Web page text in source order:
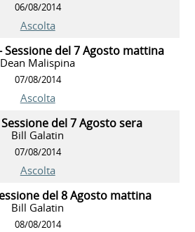
06/08/2014
Ascolta
Sessione del 7 Agosto mattina
Dean Malispina
07/08/2014
Ascolta
del 7 Agosto sera
Bill Galatin
07/08/2014
Ascolta
del 8 Agosto mattina
Bill Galatin
08/08/2014